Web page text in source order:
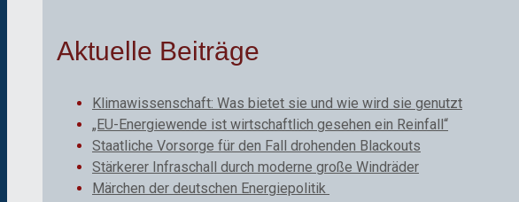
Aktuelle Beiträge
Klimawissenschaft: Was bietet sie und wie wird sie genutzt
„EU-Energiewende ist wirtschaftlich gesehen ein Reinfall“
Staatliche Vorsorge für den Fall drohenden Blackouts
Stärkerer Infraschall durch moderne große Windräder
Märchen der deutschen Energiepolitik